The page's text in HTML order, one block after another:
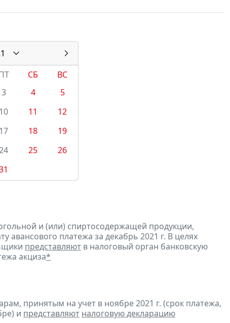
СБ
ВС
3 4
5
10 11
12
17 18
19
25
26
и (или) спиртосодержащей продукции,
авансового платежа за декабрь 2021 г. В целях
представляют в налоговый орган банковскую
акциза*
принятым на учет в ноябре 2021 г. (срок платежа,
и представляют налоговую декларацию